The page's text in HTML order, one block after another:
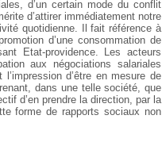
d’un certain mode du conflit
d’attirer immédiatement notre
quotidienne. Il fait référence à
d’une consommation de
Etat-providence.
Les acteurs
aux négociations salariales
d’être en mesure de
dans une telle société, que
d’en prendre la direction, par la
forme de rapports sociaux non